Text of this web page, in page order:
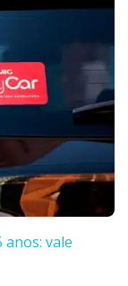
vale